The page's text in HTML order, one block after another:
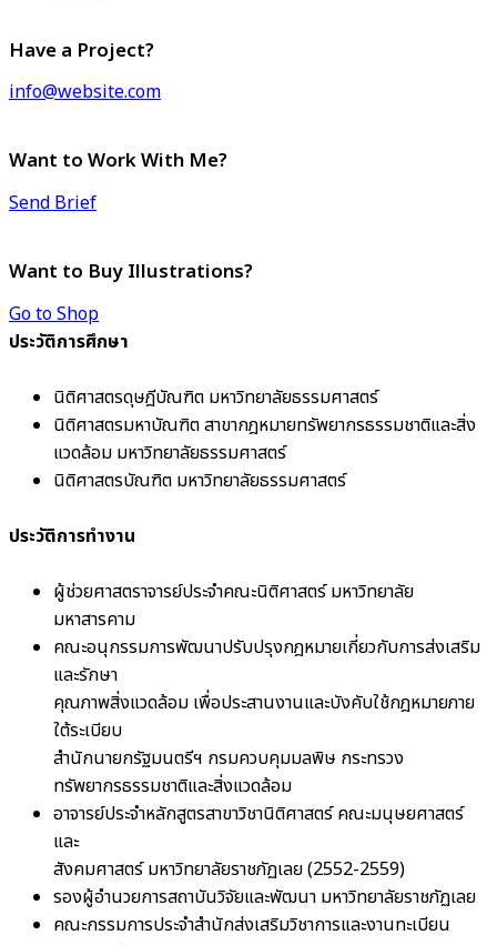
Have a Project?
info@website.com
Want to Work With Me?
Send Brief
Want to Buy Illustrations?
Go to Shop
ประวัติการศึกษา
นิติศาสตรดุษฎีบัณฑิต มหาวิทยาลัยธรรมศาสตร์
นิติศาสตรมหาบัณฑิต สาขากฎหมายทรัพยากรธรรมชาติและสิ่ง
แวดล้อม มหาวิทยาลัยธรรมศาสตร์
นิติศาสตรบัณฑิต มหาวิทยาลัยธรรมศาสตร์
ประวัติการทำงาน
ผู้ช่วยศาสตราจารย์ประจำคณะนิติศาสตร์ มหาวิทยาลัย
มหาสารคาม
คณะอนุกรรมการพัฒนาปรับปรุงกฎหมายเกี่ยวกับการส่งเสริม
และรักษา
คุณภาพสิ่งแวดล้อม เพื่อประสานงานและบังคับใช้กฎหมายภาย
ใต้ระเบียบ
สำนักนายกรัฐมนตรีฯ กรมควบคุมมลพิษ กระทรวง
ทรัพยากรธรรมชาติและสิ่งแวดล้อม
อาจารย์ประจำหลักสูตรสาขาวิชานิติศาสตร์ คณะมนุษยศาสตร์
และ
สังคมศาสตร์ มหาวิทยาลัยราชภัฏเลย (2552-2559)
รองผู้อำนวยการสถาบันวิจัยและพัฒนา มหาวิทยาลัยราชภัฏเลย
คณะกรรมการประจำสำนักส่งเสริมวิชาการและงานทะเบียน